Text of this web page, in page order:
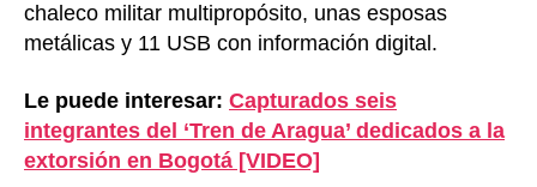
chaleco militar multipropósito, unas esposas
metálicas y 11 USB con información digital.
Le puede interesar: Capturados seis
integrantes del ‘Tren de Aragua’ dedicados a la
extorsión en Bogotá [VIDEO]